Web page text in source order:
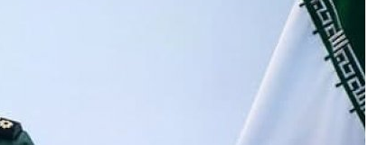
بقائی: پیش از آنکه کسی بتواند ادعای غنائم جنگی کند، ابتدا باید در
بیانیه نیروهای مسلح یمن در پاسخ به تجاوزات آل سعود/ تاکید بر
گسترش «خطوط زرد»: آیا آتش‌بس ۱۴ روزه در غزه موفق خواهد شد؟